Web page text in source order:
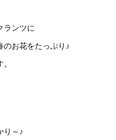
ランツに
のお花をたっぷり♪
り～♪